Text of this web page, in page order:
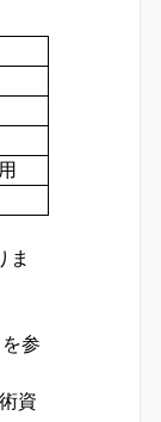
ま
参
資